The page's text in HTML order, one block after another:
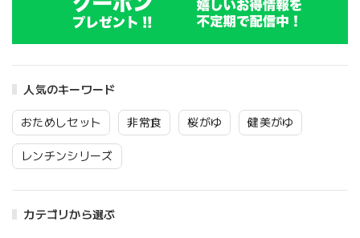
人気のキーワード
おためしセット 非常食 桜がゆ 健美がゆ
レンチンシリーズ
カテゴリから選ぶ